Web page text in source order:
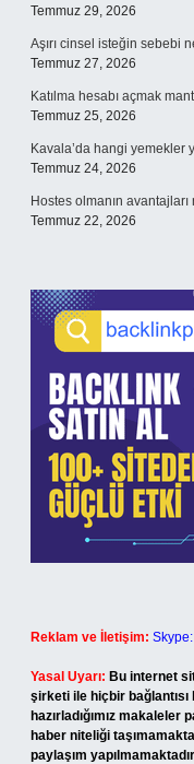
Temmuz 29, 2026
Aşırı cinsel isteğin sebebi
Temmuz 27, 2026
Katılma hesabı açmak
Temmuz 25, 2026
Kavala’da hangi yemekler
Temmuz 24, 2026
Hostes olmanın
Temmuz 22, 2026
Reklam ve İletişim:
Yasal Uyarı: Bu internet
şirketi ile hiçbir bağlantısı
hazırladığımız
haber niteliği
paylaşım